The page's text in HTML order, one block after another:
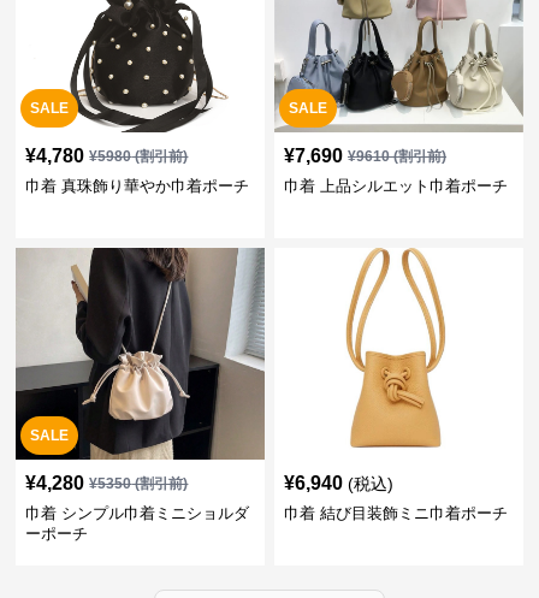
SALE
¥4,780 ¥5980(割引前)
巾着 真珠飾り華やか巾着ポーチ
SALE
¥7,690 ¥9610(割引前)
巾着 上品シルエット巾着ポーチ
SALE
¥4,280 ¥5350(割引前)
巾着 シンプル巾着ミニショルダ
ーポーチ
¥6,940 (税込)
巾着 結び目装飾ミニ巾着ポーチ